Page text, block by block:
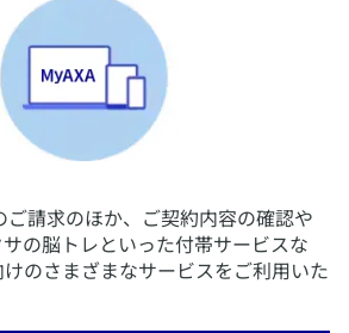
ご請求のほか、ご契約内容の確認や
の脳トレといった付帯サービスな
のさまざまなサービスをご利用いた